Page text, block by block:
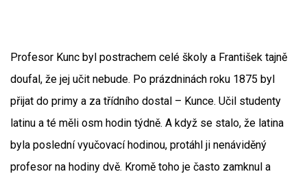
Profesor Kunc byl postrachem celé školy a František tajně
doufal, že jej učit nebude. Po prázdninách roku 1875 byl
přijat do primy a za třídního dostal – Kunce. Učil studenty
latinu a té měli osm hodin týdně. A když se stalo, že latina
byla poslední vyučovací hodinou, protáhl ji nenáviděný
profesor na hodiny dvě. Kromě toho je často zamknul a